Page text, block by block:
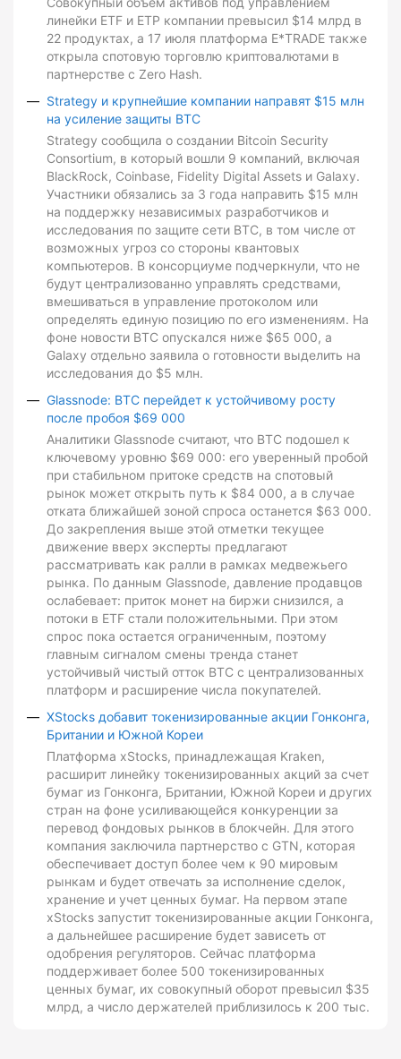
линейки ETF и ETP компании превысил $14 млрд в
22 продуктах, а 17 июля платформа E*TRADE также
открыла спотовую торговлю криптовалютами в
партнерстве с Zero Hash.
Strategy и крупнейшие компании направят $15 млн
на усиление защиты BTC
Strategy сообщила о создании Bitcoin Security
Consortium, в который вошли 9 компаний, включая
BlackRock, Coinbase, Fidelity Digital Assets и Galaxy.
Участники обязались за 3 года направить $15 млн
на поддержку независимых разработчиков и
исследования по защите сети BTC, в том числе от
возможных угроз со стороны квантовых
компьютеров. В консорциуме подчеркнули, что не
будут централизованно управлять средствами,
вмешиваться в управление протоколом или
определять единую позицию по его изменениям. На
фоне новости BTC опускался ниже $65 000, а
Galaxy отдельно заявила о готовности выделить на
исследования до $5 млн.
Glassnode: BTC перейдет к устойчивому росту
после пробоя $69 000
Аналитики Glassnode считают, что BTC подошел к
ключевому уровню $69 000: его уверенный пробой
при стабильном притоке средств на спотовый
рынок может открыть путь к $84 000, а в случае
отката ближайшей зоной спроса останется $63 000.
До закрепления выше этой отметки текущее
движение вверх эксперты предлагают
рассматривать как ралли в рамках медвежьего
рынка. По данным Glassnode, давление продавцов
ослабевает: приток монет на биржи снизился, а
потоки в ETF стали положительными. При этом
спрос пока остается ограниченным, поэтому
главным сигналом смены тренда станет
устойчивый чистый отток BTC с централизованных
платформ и расширение числа покупателей.
XStocks добавит токенизированные акции Гонконга,
Британии и Южной Кореи
Платформа xStocks, принадлежащая Kraken,
расширит линейку токенизированных акций за счет
бумаг из Гонконга, Британии, Южной Кореи и других
стран на фоне усиливающейся конкуренции за
перевод фондовых рынков в блокчейн. Для этого
компания заключила партнерство с GTN, которая
обеспечивает доступ более чем к 90 мировым
рынкам и будет отвечать за исполнение сделок,
хранение и учет ценных бумаг. На первом этапе
xStocks запустит токенизированные акции Гонконга,
а дальнейшее расширение будет зависеть от
одобрения регуляторов. Сейчас платформа
поддерживает более 500 токенизированных
ценных бумаг, их совокупный оборот превысил $35
млрд, а число держателей приблизилось к 200 тыс.